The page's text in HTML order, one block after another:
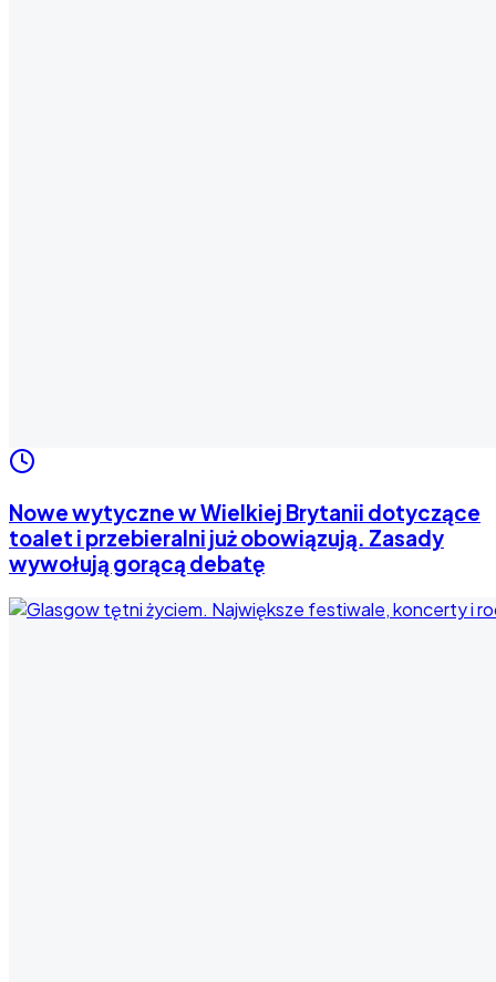
Nowe wytyczne w Wielkiej Brytanii dotyczące
toalet i przebieralni już obowiązują. Zasady
wywołują gorącą debatę